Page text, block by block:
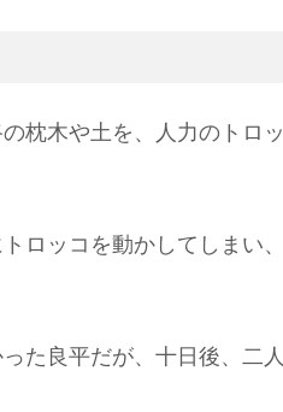
枕木や土を、人力のトロッ
ロッコを動かしてしまい、
た良平だが、十日後、二人